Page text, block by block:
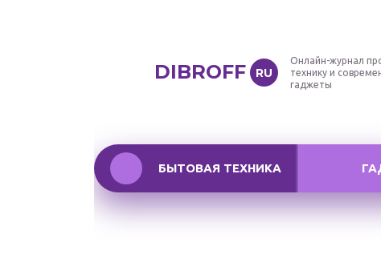
DIBROFF RU
Онлайн-журнал
технику и
гаджеты
БЫТОВАЯ ТЕХНИКА